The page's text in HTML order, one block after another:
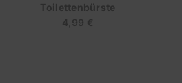
Toilettenbürste
Regulärer
4,99 €